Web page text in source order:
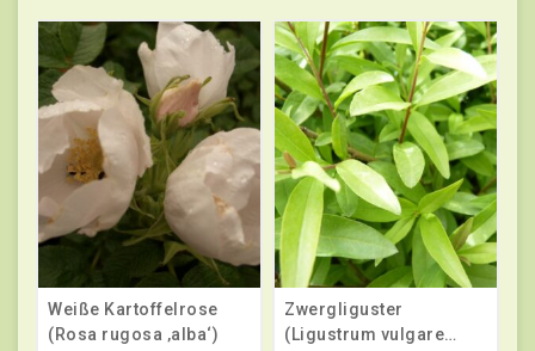
Weiße Kartoffelrose
(Rosa rugosa ‚alba‘)
Zwergliguster
(Ligustrum vulgare